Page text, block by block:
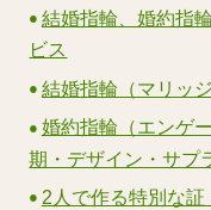
結婚指輪、婚約指
ビス
結婚指輪（マリッ
婚約指輪（エンゲ
期・デザイン・サプ
2人で作る特別な